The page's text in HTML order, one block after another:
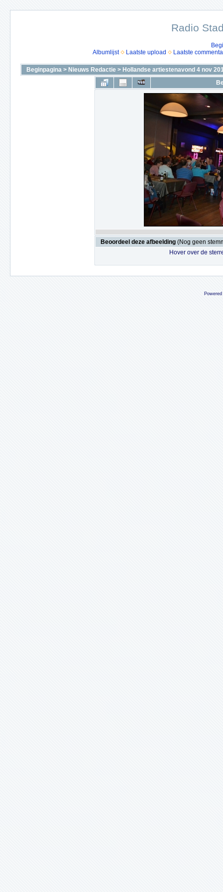
Radio
Albumlijst
Laatste upload Laatste
Beginpagina > Nieuws Redactie > Hollandse artiestenavond 4 nov
Beoordeel deze afbeelding (Nog geen
Hover over de